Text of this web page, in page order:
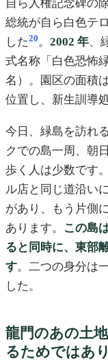
自ら人権記念碑の
総統が自ら白色テ
した20。 2002 年、
式名称「白色恐怖
名）。園区の面積
位置し、新生訓導
今日、緑島を訪れ
クでの島一周、朝
歩く人は少数です
ル店と同じ道沿い
があり、もう片側
あります。
この島
ると同時に、東部
す。二つの身分は
した。
龍門のあの土
るためではあ